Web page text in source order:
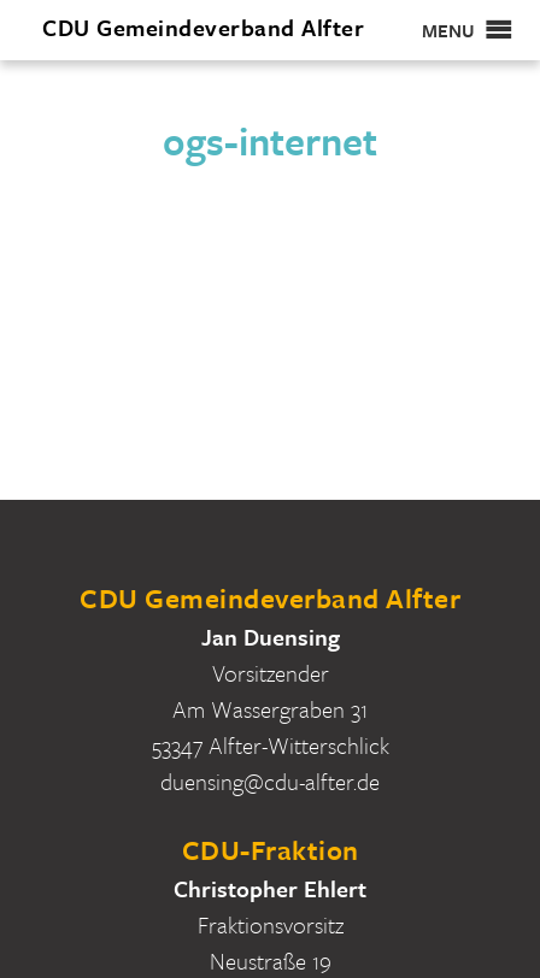
CDU Gemeindeverband Alfter MENU
ogs-internet
CDU Gemeindeverband Alfter
Jan Duensing
Vorsitzender
Am Wassergraben 31
53347 Alfter-Witterschlick
duensing@cdu-alfter.de
CDU-Fraktion
Christopher Ehlert
Fraktionsvorsitz
Neustraße 19